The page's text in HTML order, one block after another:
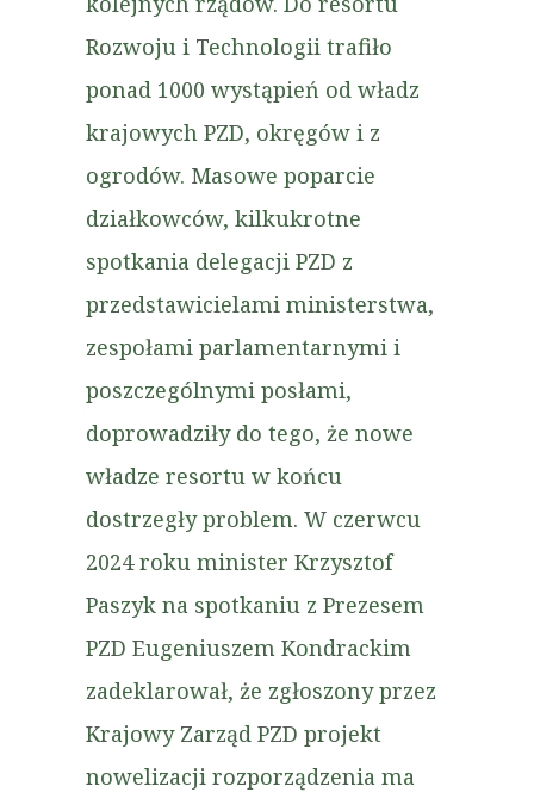
Rozwoju i Technologii trafiło
ponad 1000 wystąpień od władz
krajowych PZD, okręgów i z
ogrodów. Masowe poparcie
działkowców, kilkukrotne
spotkania delegacji PZD z
przedstawicielami ministerstwa,
zespołami parlamentarnymi i
poszczególnymi posłami,
doprowadziły do tego, że nowe
władze resortu w końcu
dostrzegły problem. W czerwcu
2024 roku minister Krzysztof
Paszyk na spotkaniu z Prezesem
PZD Eugeniuszem Kondrackim
zadeklarował, że zgłoszony przez
Krajowy Zarząd PZD projekt
nowelizacji rozporządzenia ma